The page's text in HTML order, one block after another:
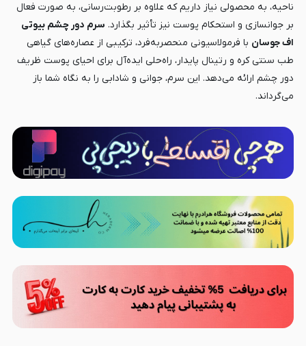
ناحیه، به محصولی نیاز داریم که علاوه بر رطوبت‌رسانی، به صورت فعال
بر جوانسازی و استحکام پوست نیز تأثیر بگذارد. سرم دور چشم بیوتی
اف جوسان با فرمولاسیونی منحصربه‌فرد، ترکیبی از عصاره‌های گیاهی
طب سنتی کره و رتینال پایدار، راه‌حلی ایده‌آل برای احیای پوست ظریف
دور چشم ارائه می‌دهد. این سرم، جوانی و شادابی را به نگاه شما باز
می‌گرداند.